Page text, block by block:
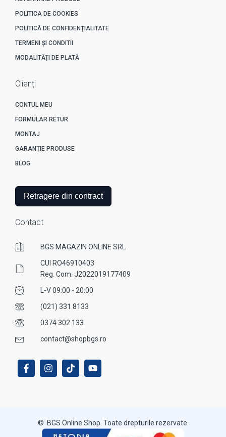
POLITICA DE COOKIES
POLITICĂ DE CONFIDENȚIALITATE
TERMENI ȘI CONDITII
MODALITĂȚI DE PLATĂ
Clienți
CONTUL MEU
FORMULAR RETUR
MONTAJ
GARANȚIE PRODUSE
BLOG
Retragere din contract
Contact
BGS MAGAZIN ONLINE SRL
CUI RO46910403
Reg. Com. J2022019177409
L-V 09:00 - 20:00
(021) 331 8133
0374 302 133
contact@shopbgs.ro
© BGS Online Shop. Toate drepturile rezervate.